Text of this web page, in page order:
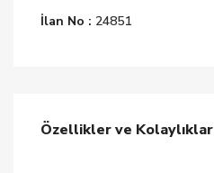
İlan No : 24851
Özellikler ve Kolaylıklar